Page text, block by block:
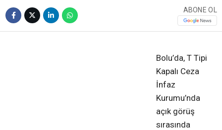
ABONE OL
Bolu’da, T Tipi
Kapalı Ceza
İnfaz
Kurumu’nda
açık görüş
sırasında